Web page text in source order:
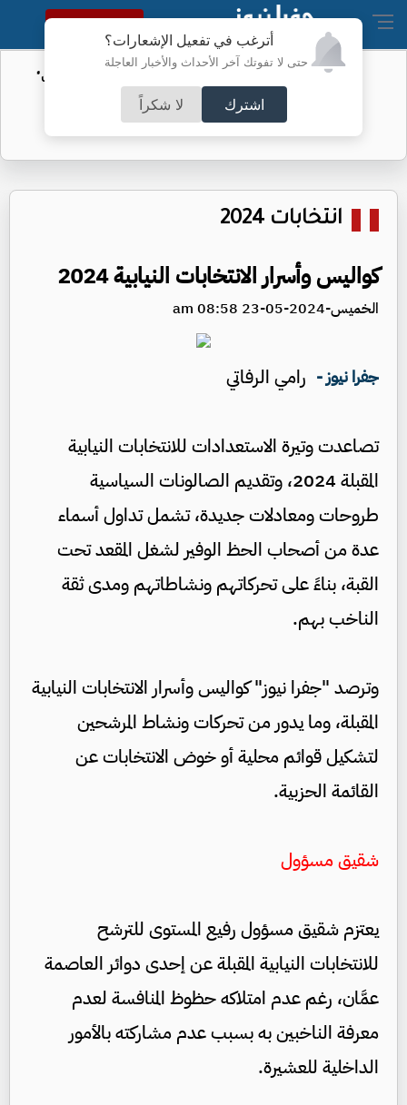
أترغب في تفعيل الإشعارات؟
حتى لا تفوتك آخر الأحداث والأخبار العاجلة
اشترك لا شكراً
النسخة الكاملة
يوضح
انتخابات 2024
كواليس وأسرار الانتخابات النيابية 2024
الخميس-2024-05-23 08:58 am
جفرا نيوز - رامي الرفاتي
تصاعدت وتيرة الاستعدادات للانتخابات النيابية
المقبلة 2024، وتقديم الصالونات السياسية
طروحات ومعادلات جديدة، تشمل تداول أسماء
عدة من أصحاب الحظ الوفير لشغل المقعد تحت
القبة، بناءً على تحركاتهم ونشاطاتهم ومدى ثقة
الناخب بهم.
وترصد "جفرا نيوز" كواليس وأسرار الانتخابات النيابية
المقبلة، وما يدور من تحركات ونشاط المرشحين
لتشكيل قوائم محلية أو خوض الانتخابات عن
القائمة الحزبية.
شقيق مسؤول
يعتزم شقيق مسؤول رفيع المستوى للترشح
للانتخابات النيابية المقبلة عن إحدى دوائر العاصمة
عمَّان، رغم عدم امتلاكه حظوظ المنافسة لعدم
معرفة الناخبين به بسبب عدم مشاركته بالأمور
الداخلية للعشيرة.